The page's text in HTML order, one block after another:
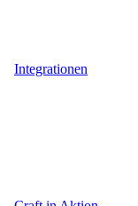
Integrationen